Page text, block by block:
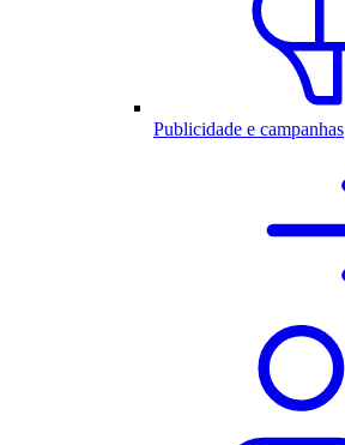
Publicidade e campanhas